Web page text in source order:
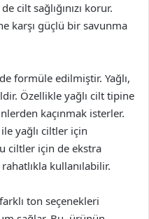
cilt sağlığınızı korur.
karşı güçlü bir savunma
formüle edilmiştir. Yağlı,
Özellikle yağlı cilt tipine
kaçınmak isterler.
yağlı ciltler için
ciltler için de ekstra
kullanılabilir.
ton seçenekleri